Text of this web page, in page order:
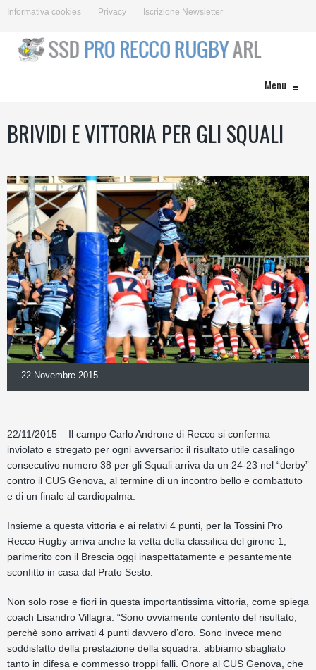
Informativa cookies Privacy Iscrizione Newsletter
Menu ≡
BRIVIDI E VITTORIA PER GLI SQUALI
22 Novembre 2015
22/11/2015 – Il campo Carlo Androne di Recco si conferma
inviolato e stregato per ogni avversario: il risultato utile casalingo
consecutivo numero 38 per gli Squali arriva da un 24-23 nel “derby”
contro il CUS Genova, al termine di un incontro bello e combattuto
e di un finale al cardiopalma.
Insieme a questa vittoria e ai relativi 4 punti, per la Tossini Pro
Recco Rugby arriva anche la vetta della classifica del girone 1,
parimerito con il Brescia oggi inaspettatamente e pesantemente
sconfitto in casa dal Prato Sesto.
Non solo rose e fiori in questa importantissima vittoria, come spiega
coach Lisandro Villagra: “Sono ovviamente contento del risultato,
perchè sono arrivati 4 punti davvero d’oro. Sono invece meno
soddisfatto della prestazione della squadra: abbiamo sbagliato
tanto in difesa e commesso troppi falli. Onore al CUS Genova, che